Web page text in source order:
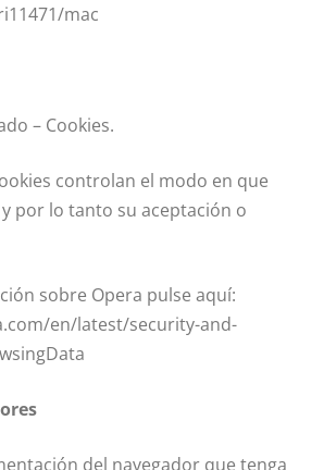
mac
– Cookies.
controlan el modo en que
por lo tanto su aceptación o
sobre Opera pulse aquí:
en/latest/security-and-
del navegador que tenga